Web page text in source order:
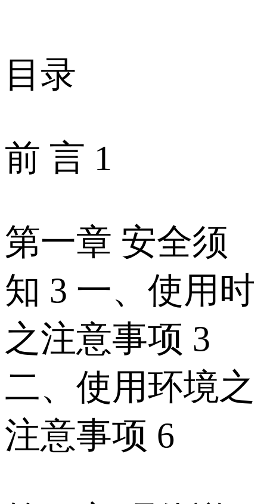
目录
前 言 1
第一章 安全须
知 3 一、使用时
之注意事项 3
二、使用环境之
注意事项 6